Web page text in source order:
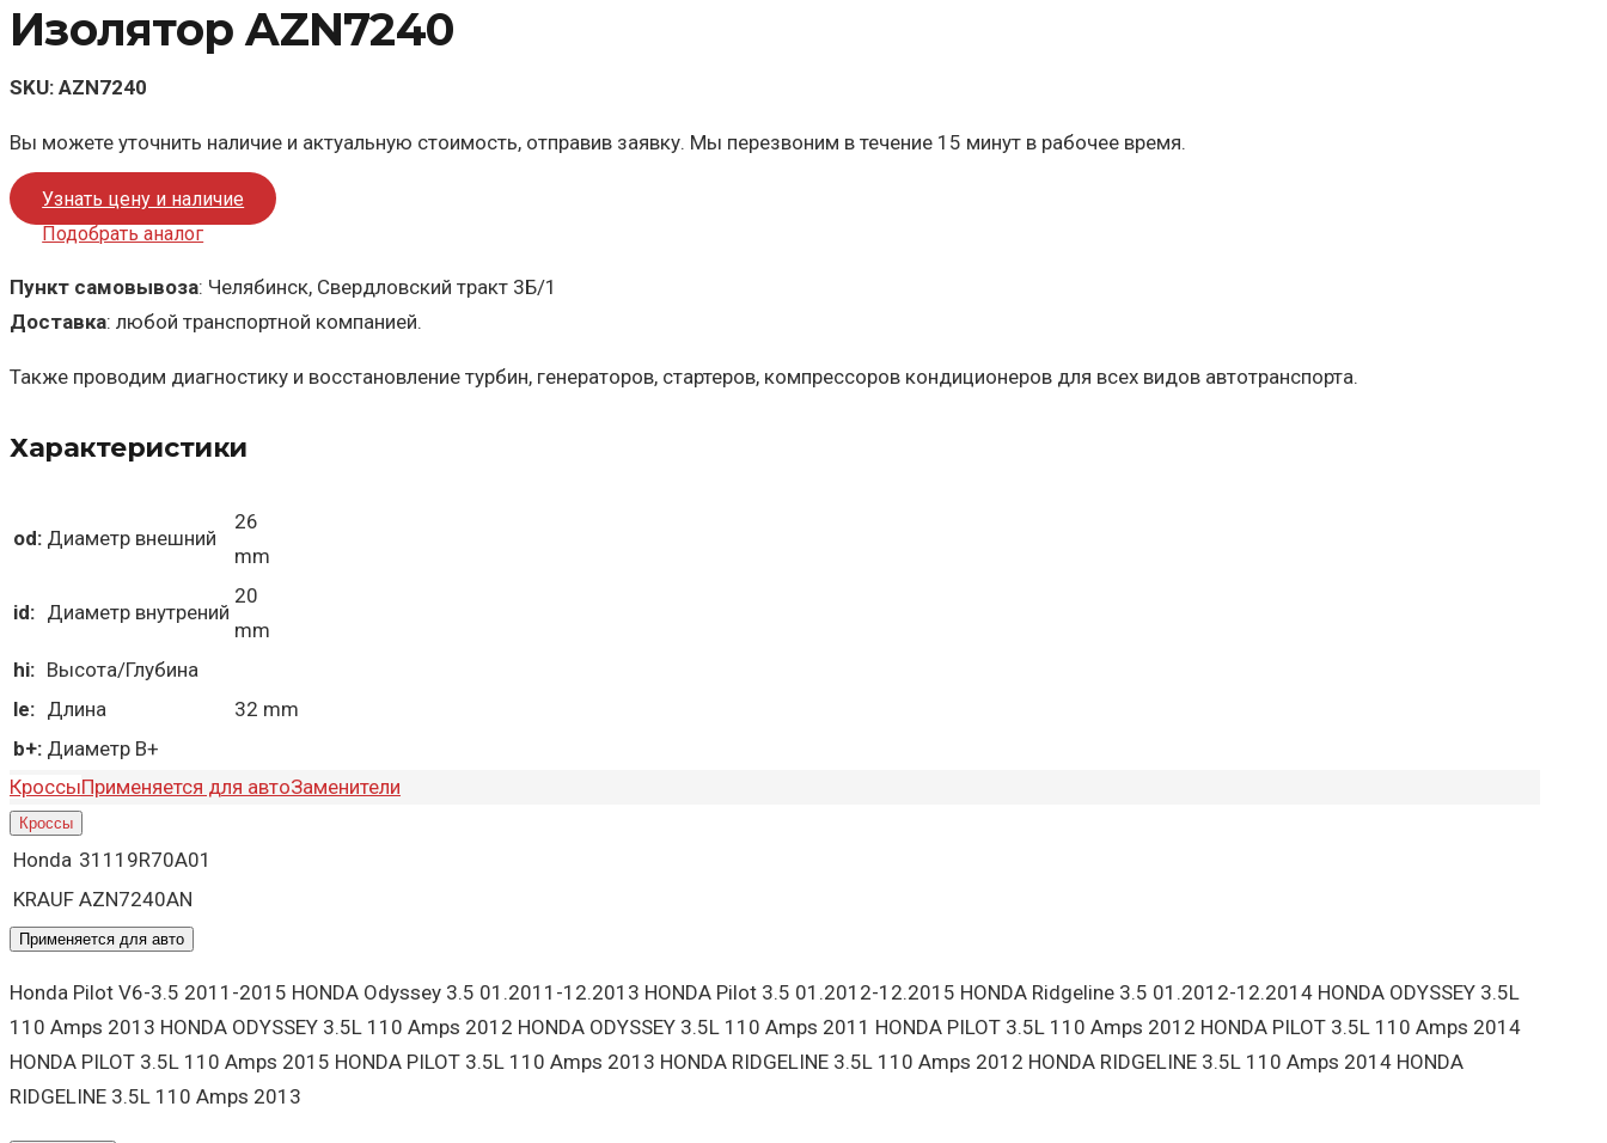
Изолятор AZN7240
SKU: AZN7240
Вы можете уточнить наличие и актуальную стоимость, отправив заявку. Мы перезвоним в течение 15 минут в рабочее время.
Узнать цену и наличие
Подобрать аналог
Пункт самовывоза: Челябинск, Свердловский тракт 3Б/1
Доставка: любой транспортной компанией.
Также проводим диагностику и восстановление турбин, генераторов, стартеров, компрессоров кондиционеров для всех видов автотранспорта.
Характеристики
od: Диаметр внешний
26
mm
id: Диаметр внутрений
20
mm
hi: Высота/Глубина
le: Длина
32 mm
b+: Диаметр B+
КроссыПрименяется для автоЗаменители
Кроссы
Honda 31119R70A01
KRAUF AZN7240AN
Применяется для авто
Honda Pilot V6-3.5 2011-2015 HONDA Odyssey 3.5 01.2011-12.2013 HONDA Pilot 3.5 01.2012-12.2015 HONDA Ridgeline 3.5 01.2012-12.2014 HONDA ODYSSEY 3.5L
110 Amps 2013 HONDA ODYSSEY 3.5L 110 Amps 2012 HONDA ODYSSEY 3.5L 110 Amps 2011 HONDA PILOT 3.5L 110 Amps 2012 HONDA PILOT 3.5L 110 Amps 2014
HONDA PILOT 3.5L 110 Amps 2015 HONDA PILOT 3.5L 110 Amps 2013 HONDA RIDGELINE 3.5L 110 Amps 2012 HONDA RIDGELINE 3.5L 110 Amps 2014 HONDA
RIDGELINE 3.5L 110 Amps 2013